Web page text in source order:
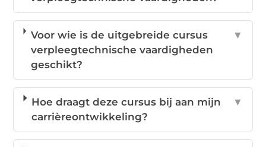
Voor wie is de uitgebreide cursus
verpleegtechnische vaardigheden
geschikt?
▼
Hoe draagt deze cursus bij aan mijn
carrièreontwikkeling?
▼